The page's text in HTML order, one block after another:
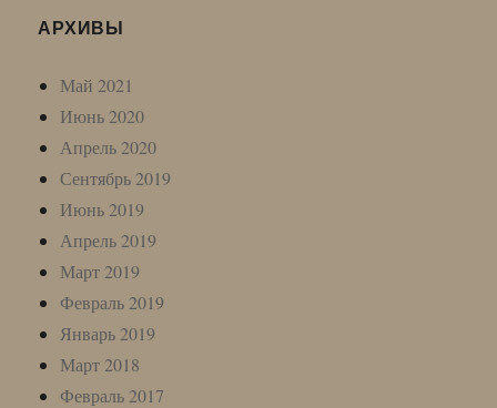
АРХИВЫ
Май 2021
Июнь 2020
Апрель 2020
Сентябрь 2019
Июнь 2019
Апрель 2019
Март 2019
Февраль 2019
Январь 2019
Март 2018
Февраль 2017